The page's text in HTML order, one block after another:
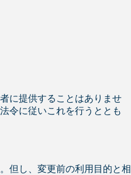
に提供することはありませ
令に従いこれを行うととも
但し、変更前の利用目的と相